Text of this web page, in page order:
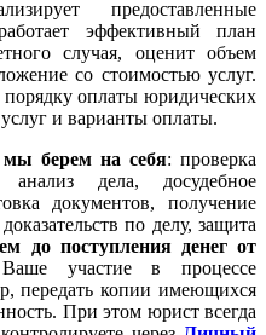
предоставленные
эффективный план
случая, оценит объем
со стоимостью услуг.
оплаты юридических
и варианты оплаты.
берем на себя: проверка
анализ дела, досудебное
документов, получение
по делу, защита
до поступления денег от
участие в процессе
передать копии имеющихся
При этом юрист всегда